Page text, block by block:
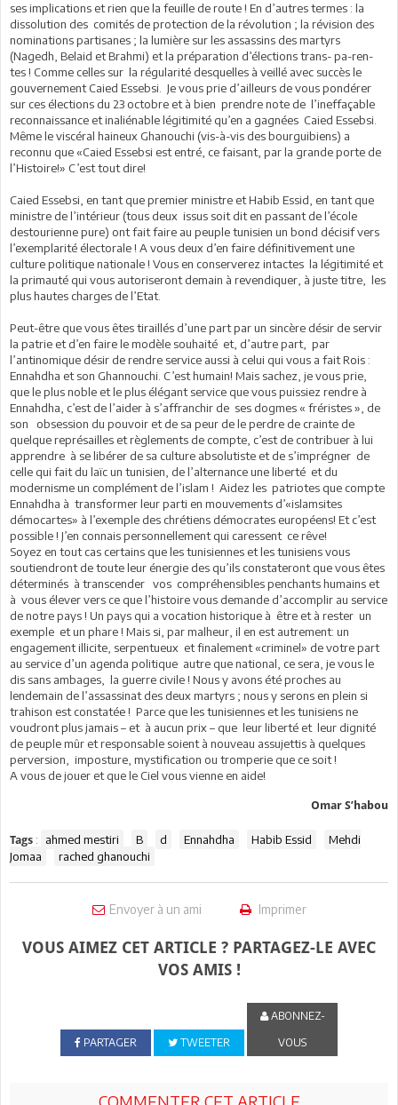
ses implications et rien que la feuille de route ! En d’autres termes : la
dissolution des comités de protection de la révolution ; la révision des
nominations partisanes ; la lumière sur les assassins des martyrs
(Nagedh, Belaid et Brahmi) et la préparation d’élections trans- pa-ren-
tes ! Comme celles sur la régularité desquelles à veillé avec succès le
gouvernement Caied Essebsi. Je vous prie d’ailleurs de vous pondérer
sur ces élections du 23 octobre et à bien prendre note de l’ineffaçable
reconnaissance et inaliénable légitimité qu’en a gagnées Caied Essebsi.
Même le viscéral haineux Ghanouchi (vis-à-vis des bourguibiens) a
reconnu que «Caied Essebsi est entré, ce faisant, par la grande porte de
l’Histoire!» C’est tout dire!
Caied Essebsi, en tant que premier ministre et Habib Essid, en tant que
ministre de l’intérieur (tous deux issus soit dit en passant de l’école
destourienne pure) ont fait faire au peuple tunisien un bond décisif vers
l’exemplarité électorale ! A vous deux d’en faire définitivement une
culture politique nationale ! Vous en conserverez intactes la légitimité et
la primauté qui vous autoriseront demain à revendiquer, à juste titre, les
plus hautes charges de l’Etat.
Peut-être que vous êtes tiraillés d’une part par un sincère désir de servir
la patrie et d’en faire le modèle souhaité et, d’autre part, par
l’antinomique désir de rendre service aussi à celui qui vous a fait Rois :
Ennahdha et son Ghannouchi. C’est humain! Mais sachez, je vous prie,
que le plus noble et le plus élégant service que vous puissiez rendre à
Ennahdha, c’est de l’aider à s’affranchir de ses dogmes « fréristes », de
son obsession du pouvoir et de sa peur de le perdre de crainte de
quelque représailles et règlements de compte, c’est de contribuer à lui
apprendre à se libérer de sa culture absolutiste et de s’imprégner de
celle qui fait du laïc un tunisien, de l’alternance une liberté et du
modernisme un complément de l’islam ! Aidez les patriotes que compte
Ennahdha à transformer leur parti en mouvements d’«islamsites
démocartes» à l’exemple des chrétiens démocrates européens! Et c’est
possible ! J’en connais personnellement qui caressent ce rêve!
Soyez en tout cas certains que les tunisiennes et les tunisiens vous
soutiendront de toute leur énergie des qu’ils constateront que vous êtes
déterminés à transcender vos compréhensibles penchants humains et
à vous élever vers ce que l’histoire vous demande d’accomplir au service
de notre pays ! Un pays qui a vocation historique à être et à rester un
exemple et un phare ! Mais si, par malheur, il en est autrement: un
engagement illicite, serpentueux et finalement «criminel» de votre part
au service d’un agenda politique autre que national, ce sera, je vous le
dis sans ambages, la guerre civile ! Nous y avons été proches au
lendemain de l’assassinat des deux martyrs ; nous y serons en plein si
trahison est constatée ! Parce que les tunisiennes et les tunisiens ne
voudront plus jamais – et à aucun prix – que leur liberté et leur dignité
de peuple mûr et responsable soient à nouveau assujettis à quelques
perversion, imposture, mystification ou tromperie que ce soit !
A vous de jouer et que le Ciel vous vienne en aide!
Omar S’habou
Tags : ahmed mestiri B d Ennahdha Habib Essid
Mehdi
Jomaa
rached ghanouchi
Envoyer à un ami Imprimer
VOUS AIMEZ CET ARTICLE ? PARTAGEZ-LE AVEC
VOS AMIS !
PARTAGER TWEETER
ABONNEZ-
VOUS